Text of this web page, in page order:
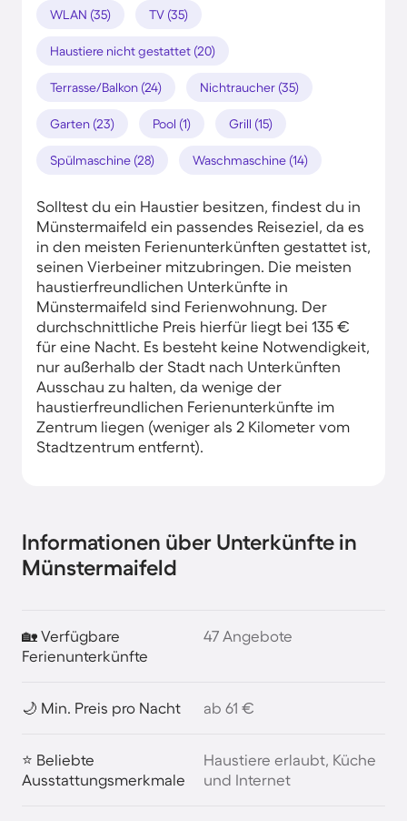
WLAN (35) TV (35)
Haustiere nicht gestattet (20)
Terrasse/Balkon (24) Nichtraucher (35)
Garten (23) Pool (1) Grill (15)
Spülmaschine (28) Waschmaschine (14)
Solltest du ein Haustier besitzen, findest du in
Münstermaifeld ein passendes Reiseziel, da es
in den meisten Ferienunterkünften gestattet ist,
seinen Vierbeiner mitzubringen. Die meisten
haustierfreundlichen Unterkünfte in
Münstermaifeld sind Ferienwohnung. Der
durchschnittliche Preis hierfür liegt bei 135 €
für eine Nacht. Es besteht keine Notwendigkeit,
nur außerhalb der Stadt nach Unterkünften
Ausschau zu halten, da wenige der
haustierfreundlichen Ferienunterkünfte im
Zentrum liegen (weniger als 2 Kilometer vom
Stadtzentrum entfernt).
Informationen über Unterkünfte in
Münstermaifeld
🏡 Verfügbare
Ferienunterkünfte
47 Angebote
🌙 Min. Preis pro Nacht ab 61 €
⭐ Beliebte
Ausstattungsmerkmale
Haustiere erlaubt, Küche
und Internet